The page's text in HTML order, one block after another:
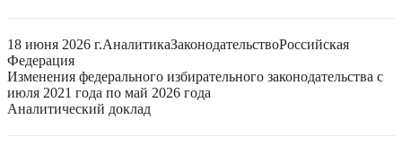
18 июня 2026 г.АналитикаЗаконодательствоРоссийская
Федерация
Изменения федерального избирательного законодательства с
июля 2021 года по май 2026 года
Аналитический доклад